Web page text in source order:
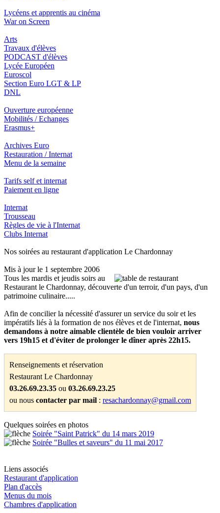
Lycéens et apprentis au cinéma
War on Screen
Arts
Travaux d'élèves
PODCAST d'élèves
Lycée Européen
Euroscol
Section Euro LGT & LP
DNL
Ouverture européenne
Mobilités / Echanges
Erasmus+
Archives Euro
Restauration / Internat
Menu de la semaine
Tarifs self et internat
Paiement en ligne
Internat
Trousseau
Règles de vie à l'Internat
Clubs Internat
Nos soirées au restaurant d'application Le Chardonnay
Mis à jour le 1 septembre 2006
Tous les mardis et jeudis soirs au
Restaurant le Chardonnay, découverte d'un terroir, d'un pays, d'un
patrimoine culinaire.....
Afin de concilier la nécessité d'assurer un service du soir et les
impératifs liés à la formation de nos élèves et de l'internat, nous
demandons à notre aimable clientèle de bien vouloir arriver
vers 19h15 et d'éviter de prolonger le dîner après 22h15.
Renseignements et réservation
Restaurant Le Chardonnay
03.26.69.23.35 ou 03.26.69.23.25
ou nous contacter par mail : resachardonnay@gmail.com
Quelques soirées en photos
Soirée "Saint Patrick" du 14 mars 2019
Soirée "Bulles et saveurs" du 11 mai 2017
Liens associés
Restaurant d'application
Plan d'accès
Menus du mois
Chambres d'application